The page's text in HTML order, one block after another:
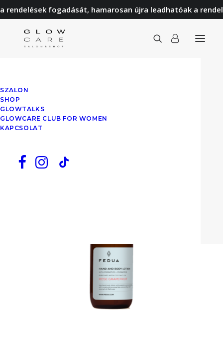
fogadását, hamarosan újra leadhatóak a
SZALON
SHOP
GLOWTALKS
GLOWCARE CLUB FOR WOMEN
KAPCSOLAT